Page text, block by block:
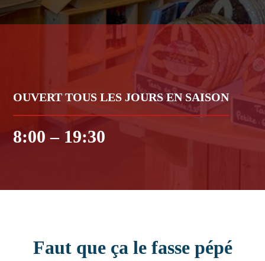
OUVERT TOUS LES JOURS EN SAISON
8:00 – 19:30
Faut que ça le fasse pépé